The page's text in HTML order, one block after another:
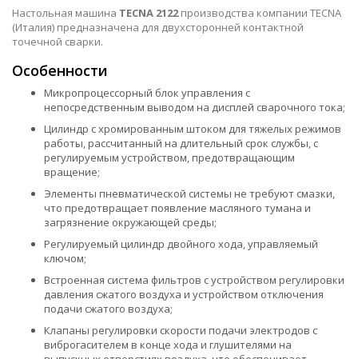
Настольная машина TECNA 2122производства компании TECNA
(Италия) предназначена для двухсторонней контактной
точечной сварки.
Особенности
Микропроцессорный блок управления с
непосредственным выводом на дисплей сварочного тока;
Цилиндр с хромированным штоком для тяжелых режимов
работы, рассчитанный на длительный срок службы, с
регулируемым устройством, предотвращающим
вращение;
Элементы пневматической системы не требуют смазки,
что предотвращает появление масляного тумана и
загрязнение окружающей среды;
Регулируемый цилиндр двойного хода, управляемый
ключом;
Встроенная система фильтров с устройством регулировки
давления сжатого воздуха и устройством отключения
подачи сжатого воздуха;
Клапаны регулировки скорости подачи электродов с
виброгасителем в конце хода и глушителями на